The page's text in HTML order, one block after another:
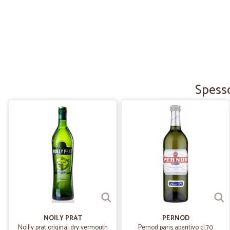
NOILY PRAT
Noilly prat original dry vermouth
PERNOD
Pernod paris aperitivo cl.70